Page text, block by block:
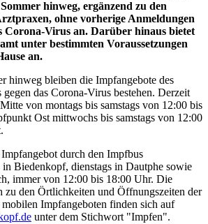
hinweg, ergänzend zu den
ohne vorherige Anmeldungen
Corona-Virus an. Darüber hinaus bietet
unter bestimmten Voraussetzungen
an.
hinweg bleiben die Impfangebote des
gegen das Corona-Virus bestehen. Derzeit
von montags bis samstags von 12:00 bis
Ost mittwochs bis samstags von 12:00
durch den Impfbus
in Biedenkopf, dienstags in Dautphe sowie
immer von 12:00 bis 18:00 Uhr. Die
zu den Örtlichkeiten und Öffnungszeiten der
Impfangeboten finden sich auf
unter dem Stichwort "Impfen".